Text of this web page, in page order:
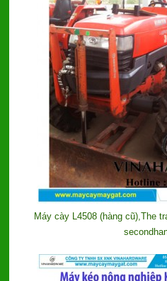
Máy cày L4508 (hàng cũ),The